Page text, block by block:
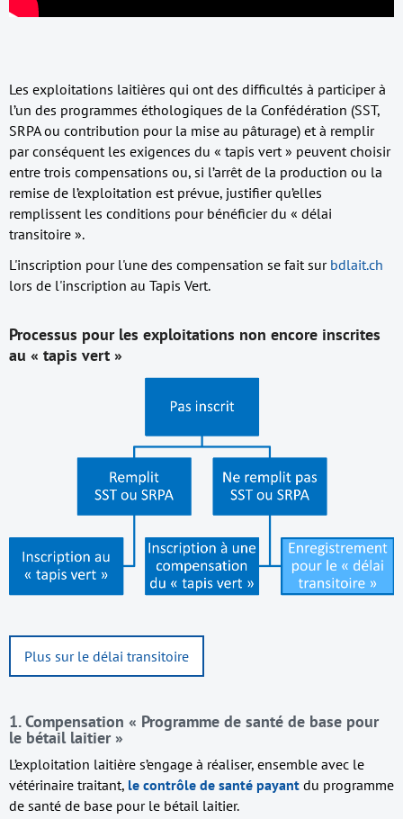
Les exploitations laitières qui ont des difficultés à participer à
l’un des programmes éthologiques de la Confédération (SST,
SRPA ou contribution pour la mise au pâturage) et à remplir
par conséquent les exigences du « tapis vert » peuvent choisir
entre trois compensations ou, si l’arrêt de la production ou la
remise de l’exploitation est prévue, justifier qu’elles
remplissent les conditions pour bénéficier du « délai
transitoire ».
L'inscription pour l'une des compensation se fait sur bdlait.ch
lors de l'inscription au Tapis Vert.
Processus pour les exploitations non encore inscrites
au « tapis vert »
Plus sur le délai transitoire
1. Compensation « Programme de santé de base pour
le bétail laitier »
L’exploitation laitière s’engage à réaliser, ensemble avec le
vétérinaire traitant, le contrôle de santé payant du programme
de santé de base pour le bétail laitier.